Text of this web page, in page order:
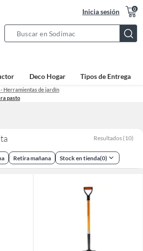
Inicia sesión 0
Bar
Deco Hogar Tipos de Entrega
Herramientas de jardín
pasto
Resultados (10)
Retira mañana Stock en tienda(0)